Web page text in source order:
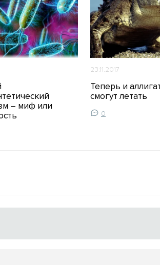
– миф или
23.11.2017
Теперь и
смогут летать
0